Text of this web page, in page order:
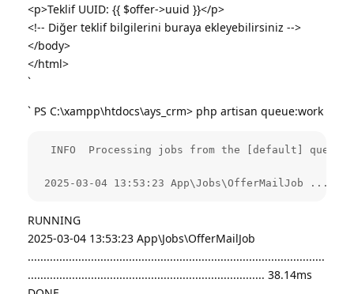
<p>Teklif UUID: {{ $offer->uuid }}</p>
<!-- Diğer teklif bilgilerini buraya ekleyebilirsiniz -->
</body>
</html>
`
` PS C:\xampp\htdocs\ays_crm> php artisan queue:work
  INFO  Processing jobs from the [default] queue.
2025-03-04 13:53:23
RUNNING
2025-03-04 13:53:23 App\Jobs\OfferMailJob
..............................................................................................
........................................................................... 38.14ms